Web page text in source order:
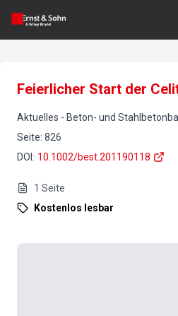
Feierlicher Start der
Aktuelles - Beton- und
Seite: 826
DOI : 10.1002/best.201190118
1 Seite
Kostenlos lesbar